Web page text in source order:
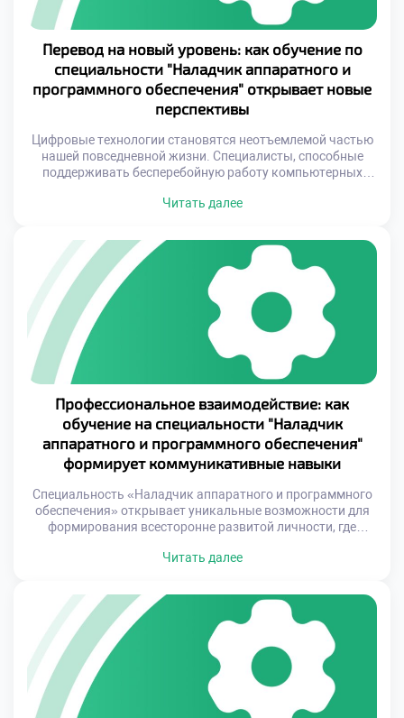
Перевод на новый уровень: как обучение по
специальности "Наладчик аппаратного и
программного обеспечения" открывает новые
перспективы
Цифровые технологии становятся неотъемлемой частью
нашей повседневной жизни. Специалисты, способные
поддерживать бесперебойную работу компьютерных
особенно востребованными. Обучение по специальности
предлагает уникальную возможность освоить
комплексный подход к решению технических задач,
сочетая глубокие знания в области hardware и software.
Профессия наладчика представляет собой синтез
теоретических знаний и […]
Читать далее
Профессиональное взаимодействие: как
обучение на специальности "Наладчик
аппаратного и программного обеспечения"
формирует коммуникативные навыки
Специальность «Наладчик аппаратного и программного
обеспечения» открывает уникальные возможности для
формирования всесторонне развитой личности, где
навыками межличностного общения. Процесс обучения в
студенты ежедневно сталкиваются с ситуациями,
требующими эффективного взаимодействия.
Профессиональная деятельность наладчика
предполагает постоянное взаимодействие с различными
категориями людей – от коллег-специалистов до
конечных […]
Читать далее